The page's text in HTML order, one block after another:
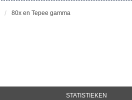
80x en Tepee gamma
STATISTIEKEN